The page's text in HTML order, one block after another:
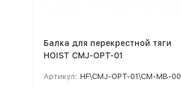
Балка для перекрестной тяги
HOIST CMJ-OPT-01
Артикул: HF\CMJ-OPT-01\CM-MB-00